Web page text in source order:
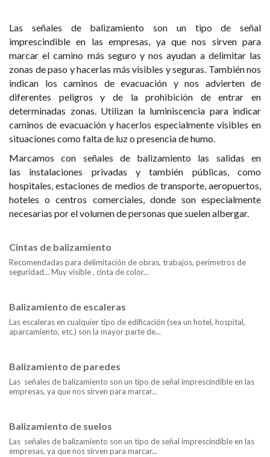
Las señales de balizamiento son un tipo de señal
imprescindible en las empresas, ya que nos sirven para
marcar el camino más seguro y nos ayudan a delimitar las
zonas de paso y hacerlas más visibles y seguras. También nos
indican los caminos de evacuación y nos advierten de
diferentes peligros y de la prohibición de entrar en
determinadas zonas. Utilizan la luminiscencia para indicar
caminos de evacuación y hacerlos especialmente visibles en
situaciones como falta de luz o presencia de humo.
Marcamos con señales de balizamiento las salidas en
las instalaciones privadas y también públicas, como
hospitales, estaciones de medios de transporte, aeropuertos,
hoteles o centros comerciales, donde son especialmente
necesarias por el volumen de personas que suelen albergar.
Cintas de balizamiento
Recomendadas para delimitación de obras, trabajos, perímetros de
seguridad... Muy visible , cinta de color...
Balizamiento de escaleras
Las escaleras en cualquier tipo de edificación (sea un hotel, hospital,
aparcamiento, etc.) son la mayor parte de...
Balizamiento de paredes
Las señales de balizamiento son un tipo de señal imprescindible en las
empresas, ya que nos sirven para marcar...
Balizamiento de suelos
Las señales de balizamiento son un tipo de señal imprescindible en las
empresas, ya que nos sirven para marcar...